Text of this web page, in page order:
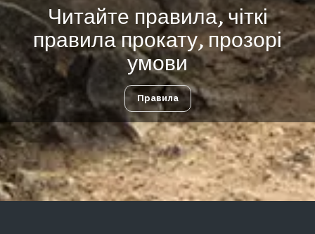
Читайте правила, чіткі
правила прокату, прозорі
умови
Правила